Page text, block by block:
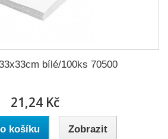
bílé/100ks 70500
21,24 Kč
košíku Zobrazit